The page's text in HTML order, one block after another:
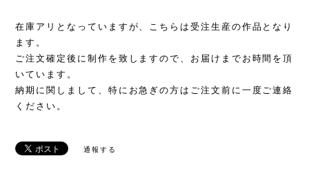
在庫アリとなっていますが、こちらは受注生産の作品となり
ます。
ご注文確定後に制作を致しますので、お届けまでお時間を頂
いています。
納期に関しまして、特にお急ぎの方はご注文前に一度ご連絡
ください。
通報する